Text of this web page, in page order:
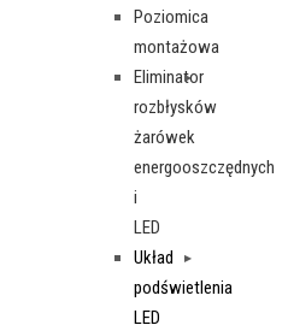
Poziomica
montażowa
Eliminator
rozbłysków
żarówek
energooszczędnych
i
LED
Układ
podświetlenia
LED